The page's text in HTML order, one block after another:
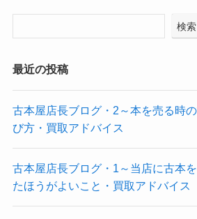
検索
最近の投稿
古本屋店長ブログ・2～本を売る時
び方・買取アドバイス
古本屋店長ブログ・1～当店に古本
たほうがよいこと・買取アドバイス